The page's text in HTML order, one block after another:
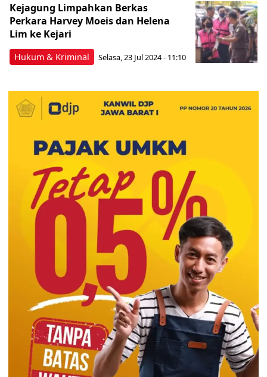
Hukum & Kriminal
Kejagung Limpahkan Berkas
Perkara Harvey Moeis dan Helena
Lim ke Kejari
Selasa, 23 Jul 2024 - 11:10